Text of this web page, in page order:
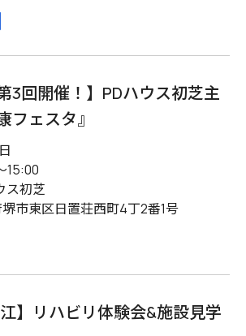
辰巳
3回開催！】PDハウス初芝主
フェスタ』
15:00
ス初芝
市東区日置荘西町4丁2番1号
江】リハビリ体験会&施設見学